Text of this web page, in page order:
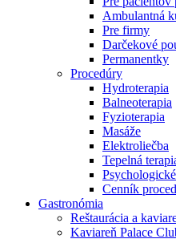
Ambulantná
Pre firmy
Darčekové
Permanentky
Procedúry
Hydroterapia
Balneoterapia
Fyzioterapia
Masáže
Elektroliečba
Tepelná
Cenník
Gastronómia
Reštaurácia a
Kaviareň Palace